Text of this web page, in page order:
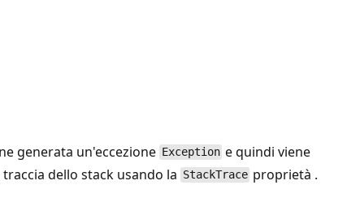
generata un'eccezione Exception e quindi viene
dello stack usando la StackTrace proprietà .